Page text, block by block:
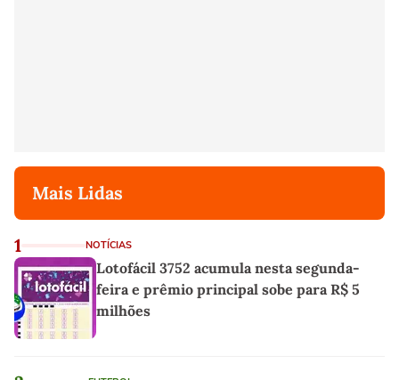
Mais Lidas
1 NOTÍCIAS
Lotofácil 3752 acumula nesta segunda-
feira e prêmio principal sobe para R$ 5
milhões